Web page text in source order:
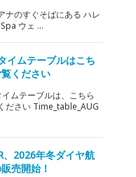
ナのすぐそばにある ハレ
ウェ ...
イムテーブルはこち
ください
ムテーブルは、こちら
ださい Time_table_AUG
、2026年冬ダイヤ航
売開始！